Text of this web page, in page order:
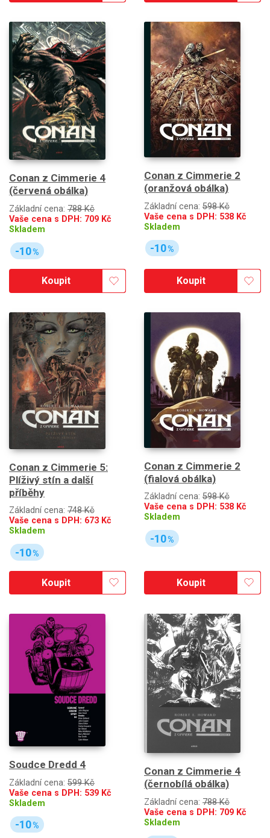
Conan z Cimmerie 4
(červená obálka)
Základní cena: 788 Kč
Vaše cena s DPH: 709 Kč
Skladem
-10%
Koupit
Conan z Cimmerie 2
(oranžová obálka)
Základní cena: 598 Kč
Vaše cena s DPH: 538 Kč
Skladem
-10%
Koupit
Conan z Cimmerie 5:
Plíživý stín a další
příběhy
Základní cena: 748 Kč
Vaše cena s DPH: 673 Kč
Skladem
-10%
Koupit
Conan z Cimmerie 2
(fialová obálka)
Základní cena: 598 Kč
Vaše cena s DPH: 538 Kč
Skladem
-10%
Koupit
Soudce Dredd 4
Základní cena: 599 Kč
Vaše cena s DPH: 539 Kč
Skladem
-10%
Conan z Cimmerie 4
(černobílá obálka)
Základní cena: 788 Kč
Vaše cena s DPH: 709 Kč
Skladem